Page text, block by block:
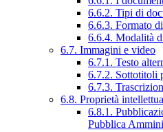
6.6.2. Tipi di
6.6.3. Formato
6.6.4. Modalità
6.7. Immagini e video
6.7.1. Testo
6.7.2. Sottotitoli
6.7.3.
6.8. Proprietà
6.8.1.
Pubblica